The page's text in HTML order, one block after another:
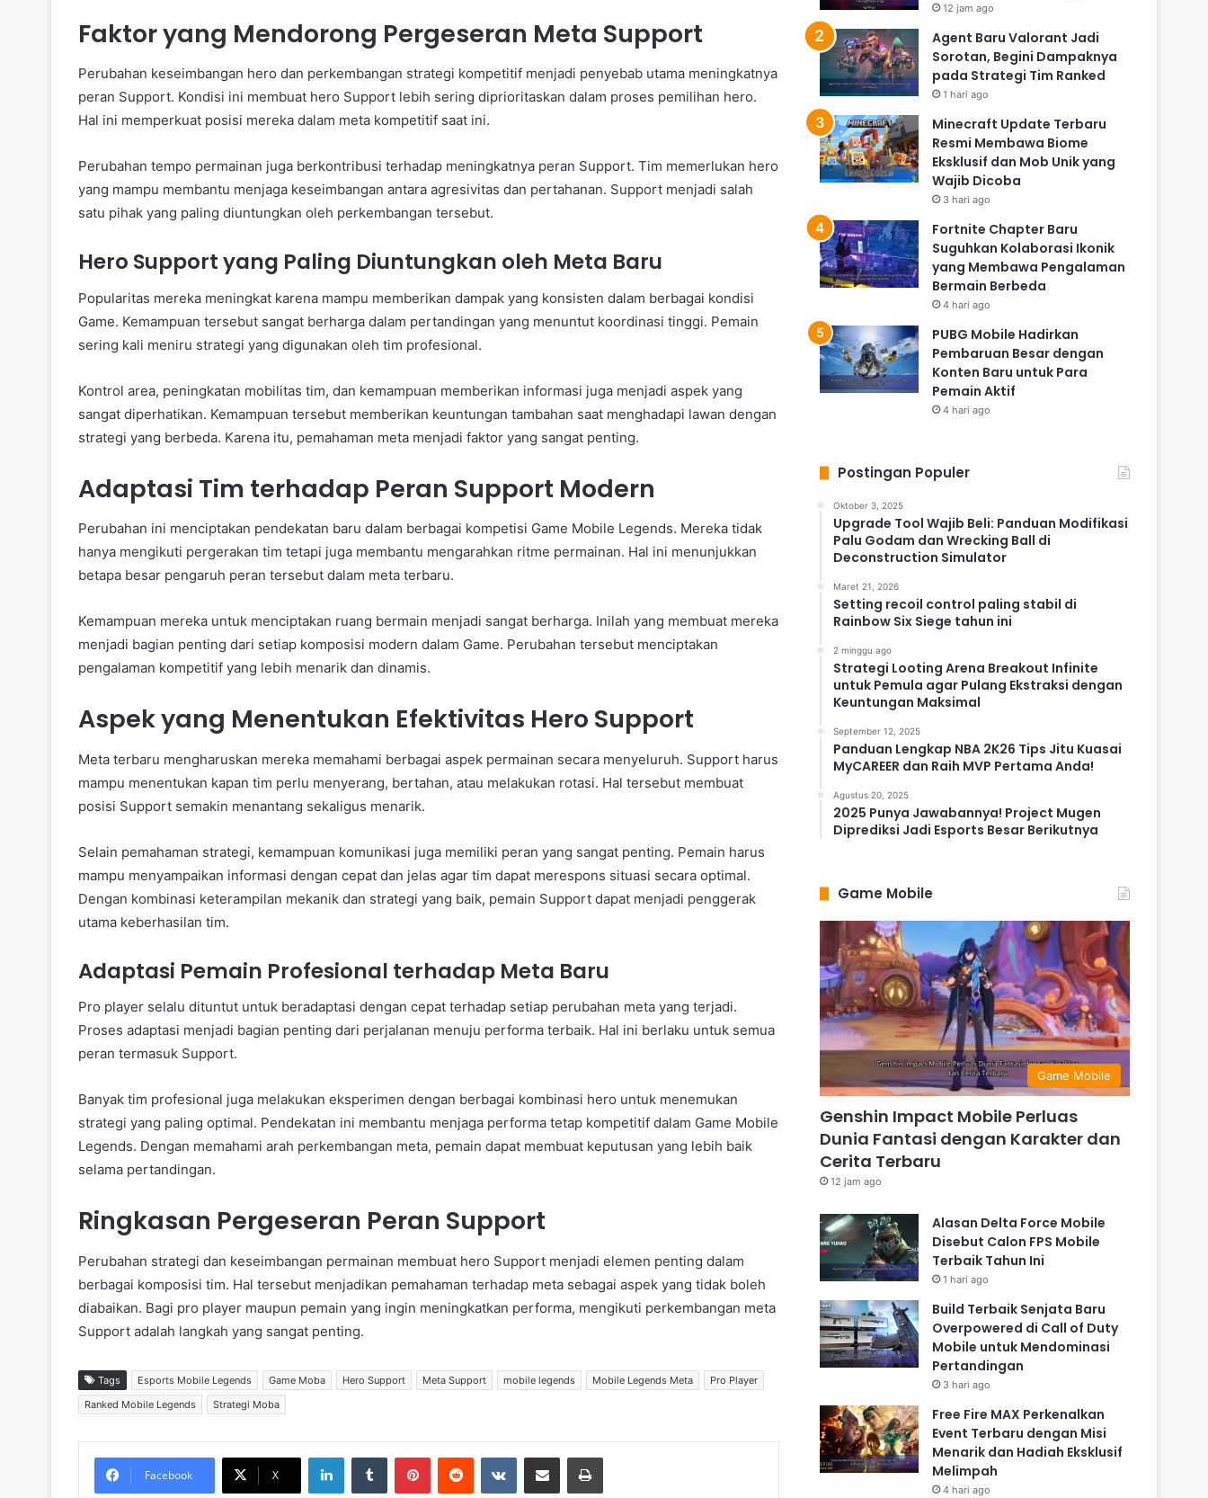
Faktor yang Mendorong Pergeseran Meta Support
Perubahan keseimbangan hero dan perkembangan strategi kompetitif menjadi penyebab utama meningkatnya
peran Support. Kondisi ini membuat hero Support lebih sering diprioritaskan dalam proses pemilihan hero.
Hal ini memperkuat posisi mereka dalam meta kompetitif saat ini.
Perubahan tempo permainan juga berkontribusi terhadap meningkatnya peran Support. Tim memerlukan hero
yang mampu membantu menjaga keseimbangan antara agresivitas dan pertahanan. Support menjadi salah
satu pihak yang paling diuntungkan oleh perkembangan tersebut.
Hero Support yang Paling Diuntungkan oleh Meta Baru
Popularitas mereka meningkat karena mampu memberikan dampak yang konsisten dalam berbagai kondisi
Game. Kemampuan tersebut sangat berharga dalam pertandingan yang menuntut koordinasi tinggi. Pemain
sering kali meniru strategi yang digunakan oleh tim profesional.
Kontrol area, peningkatan mobilitas tim, dan kemampuan memberikan informasi juga menjadi aspek yang
sangat diperhatikan. Kemampuan tersebut memberikan keuntungan tambahan saat menghadapi lawan dengan
strategi yang berbeda. Karena itu, pemahaman meta menjadi faktor yang sangat penting.
Adaptasi Tim terhadap Peran Support Modern
Perubahan ini menciptakan pendekatan baru dalam berbagai kompetisi Game Mobile Legends. Mereka tidak
hanya mengikuti pergerakan tim tetapi juga membantu mengarahkan ritme permainan. Hal ini menunjukkan
betapa besar pengaruh peran tersebut dalam meta terbaru.
Kemampuan mereka untuk menciptakan ruang bermain menjadi sangat berharga. Inilah yang membuat mereka
menjadi bagian penting dari setiap komposisi modern dalam Game. Perubahan tersebut menciptakan
pengalaman kompetitif yang lebih menarik dan dinamis.
Aspek yang Menentukan Efektivitas Hero Support
Meta terbaru mengharuskan mereka memahami berbagai aspek permainan secara menyeluruh. Support harus
mampu menentukan kapan tim perlu menyerang, bertahan, atau melakukan rotasi. Hal tersebut membuat
posisi Support semakin menantang sekaligus menarik.
Selain pemahaman strategi, kemampuan komunikasi juga memiliki peran yang sangat penting. Pemain harus
mampu menyampaikan informasi dengan cepat dan jelas agar tim dapat merespons situasi secara optimal.
Dengan kombinasi keterampilan mekanik dan strategi yang baik, pemain Support dapat menjadi penggerak
utama keberhasilan tim.
Adaptasi Pemain Profesional terhadap Meta Baru
Pro player selalu dituntut untuk beradaptasi dengan cepat terhadap setiap perubahan meta yang terjadi.
Proses adaptasi menjadi bagian penting dari perjalanan menuju performa terbaik. Hal ini berlaku untuk semua
peran termasuk Support.
Banyak tim profesional juga melakukan eksperimen dengan berbagai kombinasi hero untuk menemukan
strategi yang paling optimal. Pendekatan ini membantu menjaga performa tetap kompetitif dalam Game Mobile
Legends. Dengan memahami arah perkembangan meta, pemain dapat membuat keputusan yang lebih baik
selama pertandingan.
Ringkasan Pergeseran Peran Support
Perubahan strategi dan keseimbangan permainan membuat hero Support menjadi elemen penting dalam
berbagai komposisi tim. Hal tersebut menjadikan pemahaman terhadap meta sebagai aspek yang tidak boleh
diabaikan. Bagi pro player maupun pemain yang ingin meningkatkan performa, mengikuti perkembangan meta
Support adalah langkah yang sangat penting.
Tags Esports Mobile Legends Game Moba Hero Support Meta Support mobile legends Mobile Legends Meta
Pro Player
Ranked Mobile Legends
Strategi Moba
Facebook X
12 jam ago
Agent Baru Valorant Jadi
Sorotan, Begini Dampaknya
pada Strategi Tim Ranked
1 hari ago
Minecraft Update Terbaru
Resmi Membawa Biome
Eksklusif dan Mob Unik yang
Wajib Dicoba
3 hari ago
Fortnite Chapter Baru
Suguhkan Kolaborasi Ikonik
yang Membawa Pengalaman
Bermain Berbeda
4 hari ago
PUBG Mobile Hadirkan
Pembaruan Besar dengan
Konten Baru untuk Para
Pemain Aktif
4 hari ago
Postingan Populer
Oktober 3, 2025
Upgrade Tool Wajib Beli: Panduan Modifikasi
Palu Godam dan Wrecking Ball di
Deconstruction Simulator
Maret 21, 2026
Setting recoil control paling stabil di
Rainbow Six Siege tahun ini
2 minggu ago
Strategi Looting Arena Breakout Infinite
untuk Pemula agar Pulang Ekstraksi dengan
Keuntungan Maksimal
September 12, 2025
Panduan Lengkap NBA 2K26 Tips Jitu Kuasai
MyCAREER dan Raih MVP Pertama Anda!
Agustus 20, 2025
2025 Punya Jawabannya! Project Mugen
Diprediksi Jadi Esports Besar Berikutnya
Game Mobile
Game Mobile
Genshin Impact Mobile Perluas
Dunia Fantasi dengan Karakter dan
Cerita Terbaru
12 jam ago
Alasan Delta Force Mobile
Disebut Calon FPS Mobile
Terbaik Tahun Ini
1 hari ago
Build Terbaik Senjata Baru
Overpowered di Call of Duty
Mobile untuk Mendominasi
Pertandingan
3 hari ago
Free Fire MAX Perkenalkan
Event Terbaru dengan Misi
Menarik dan Hadiah Eksklusif
Melimpah
4 hari ago